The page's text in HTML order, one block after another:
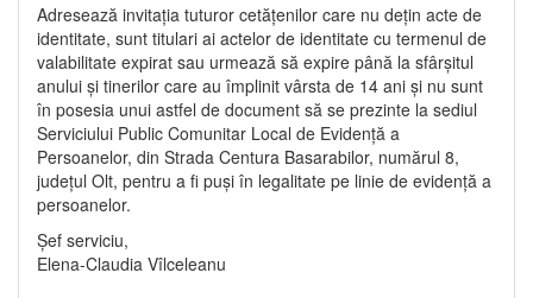
Adresează invitația tuturor cetățenilor care nu dețin acte de
identitate, sunt titulari ai actelor de identitate cu termenul de
valabilitate expirat sau urmează să expire până la sfârșitul
anului și tinerilor care au împlinit vârsta de 14 ani și nu sunt
în posesia unui astfel de document să se prezinte la sediul
Serviciului Public Comunitar Local de Evidență a
Persoanelor, din Strada Centura Basarabilor, numărul 8,
județul Olt, pentru a fi puși în legalitate pe linie de evidență a
persoanelor.
Șef serviciu,
Elena-Claudia Vîlceleanu